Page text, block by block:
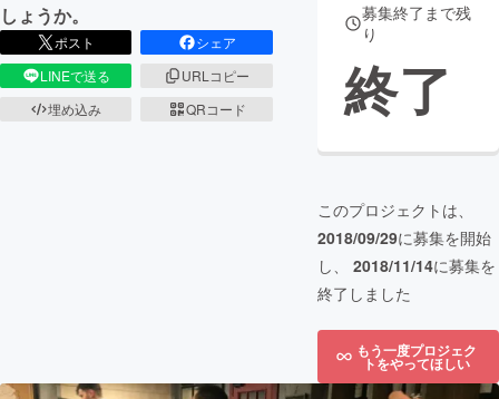
しょうか。
ポスト
シェア
LINEで送る
URLコピー
埋め込み
QRコード
募集終了まで残
り
終了
このプロジェクトは、
2018/09/29に募集を開始
し、 2018/11/14に募集を
終了しました
もう一度プロジェク
トをやってほしい